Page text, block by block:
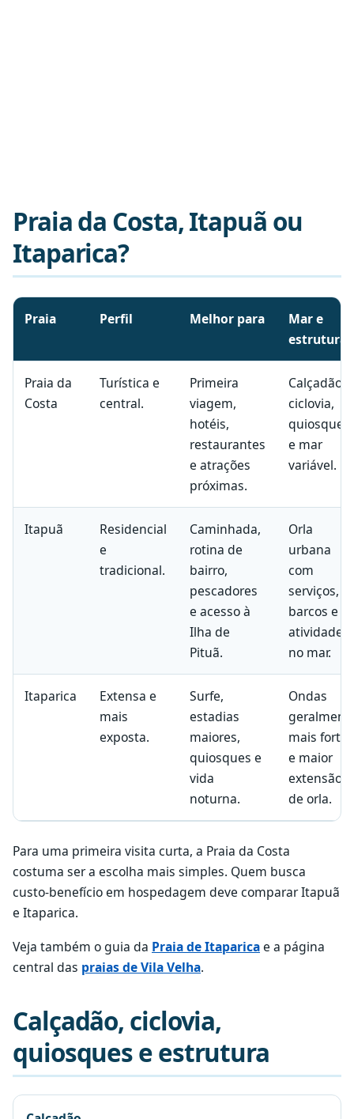
Praia da Costa, Itapuã ou
Itaparica?
Comparação entre três praias urbanas de Vila Velha
Praia Perfil Melhor para
Mar e
estrutura
Praia da
Costa
Turística e
central.
Primeira
viagem,
hotéis,
restaurantes
e atrações
próximas.
Calçadão,
ciclovia,
quiosques
e mar
variável.
Itapuã
Residencial
e
tradicional.
Caminhada,
rotina de
bairro,
pescadores
e acesso à
Ilha de
Pituã.
Orla
urbana
com
serviços,
barcos e
atividades
no mar.
Itaparica
Extensa e
mais
exposta.
Surfe,
estadias
maiores,
quiosques e
vida
noturna.
Ondas
mais fortes
e maior
extensão
de orla.
Para uma primeira visita curta, a Praia da Costa
costuma ser a escolha mais simples. Quem busca
custo-benefício em hospedagem deve comparar Itapuã
e Itaparica.
Veja também o guia da Praia de Itaparicae a página
central das praias de Vila Velha.
Calçadão, ciclovia,
quiosques e estrutura